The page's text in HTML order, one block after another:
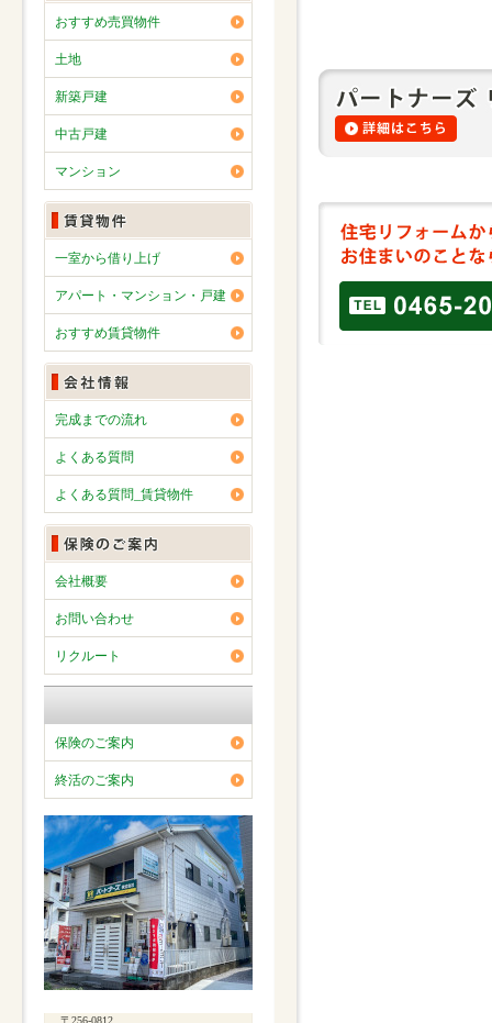
おすすめ売買物件
土地
新築戸建
中古戸建
マンション
一室から借り上げ
アパート・マンション・戸建
おすすめ賃貸物件
完成までの流れ
よくある質問
よくある質問_賃貸物件
会社概要
お問い合わせ
リクルート
保険のご案内
終活のご案内
〒256-0812